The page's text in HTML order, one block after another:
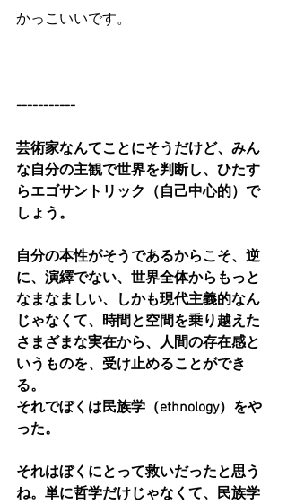
かっこいいです。
-----------
芸術家なんてことにそうだけど、みん
な自分の主観で世界を判断し、ひたす
らエゴサントリック（自己中心的）で
しょう。
自分の本性がそうであるからこそ、逆
に、演繹でない、世界全体からもっと
なまなましい、しかも現代主義的なん
じゃなくて、時間と空間を乗り越えた
さまざまな実在から、人間の存在感と
いうものを、受け止めることができ
る。
それでぼくは民族学（ethnology）をや
った。
それはぼくにとって救いだったと思う
ね。単に哲学だけじゃなくて、民族学